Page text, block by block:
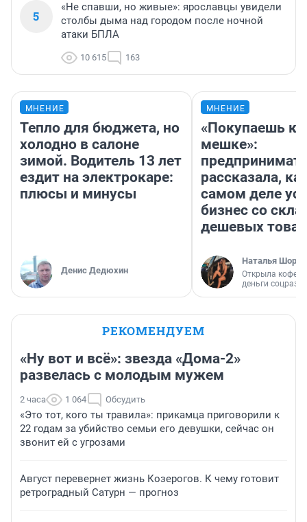
5
«Не спавши, но живые»: ярославцы увидели
столбы дыма над городом после ночной
атаки БПЛА
10 615 163
МНЕНИЕ
Тепло для бюджета, но
холодно в салоне
зимой. Водитель 13 лет
ездит на электрокаре:
плюсы и минусы
Денис Дедюхин
МНЕНИЕ
«Покупаешь
мешке»:
рассказала,
самом деле
бизнес со
дешевых
Наталья
Открыла
деньги
РЕКОМЕНДУЕМ
«Ну вот и всё»: звезда «Дома-2»
развелась с молодым мужем
2 часа 1 064 Обсудить
«Это тот, кого ты травила»: прикамца приговорили к
22 годам за убийство семьи его девушки, сейчас он
звонит ей с угрозами
Август перевернет жизнь Козерогов. К чему готовит
ретроградный Сатурн — прогноз